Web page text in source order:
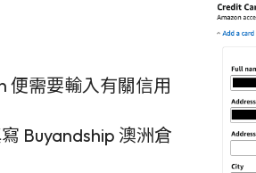
便需要輸入有關信用
Buyandship 澳洲倉